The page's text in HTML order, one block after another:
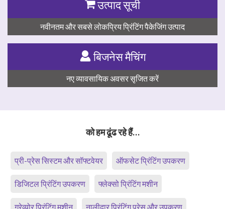
उत्पाद सूची
नवीनतम और सबसे लोकप्रिय प्रिंटिंग पैकेजिंग उत्पाद
बिजनेस मैचिंग
नए व्यावसायिक अवसर सृजित करें
को हम ढूंढ रहे हैं…
प्री-प्रेस सिस्टम और सॉफ्टवेयर ऑफसेट प्रिंटिंग उपकरण
डिजिटल प्रिंटिंग उपकरण फ्लेक्सो प्रिंटिंग मशीन
ग्रेव्योर प्रिंटिंग मशीन नालीदार प्रिंटिंग प्रेस और उपकरण